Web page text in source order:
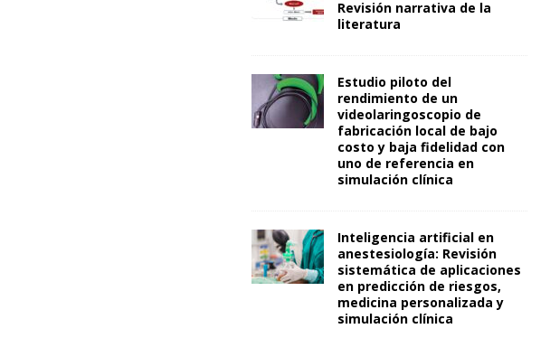
Revisión narrativa de la
literatura
Estudio piloto del
rendimiento de un
videolaringoscopio de
fabricación local de bajo
costo y baja fidelidad con
uno de referencia en
simulación clínica
Inteligencia artificial en
anestesiología: Revisión
sistemática de aplicaciones
en predicción de riesgos,
medicina personalizada y
simulación clínica